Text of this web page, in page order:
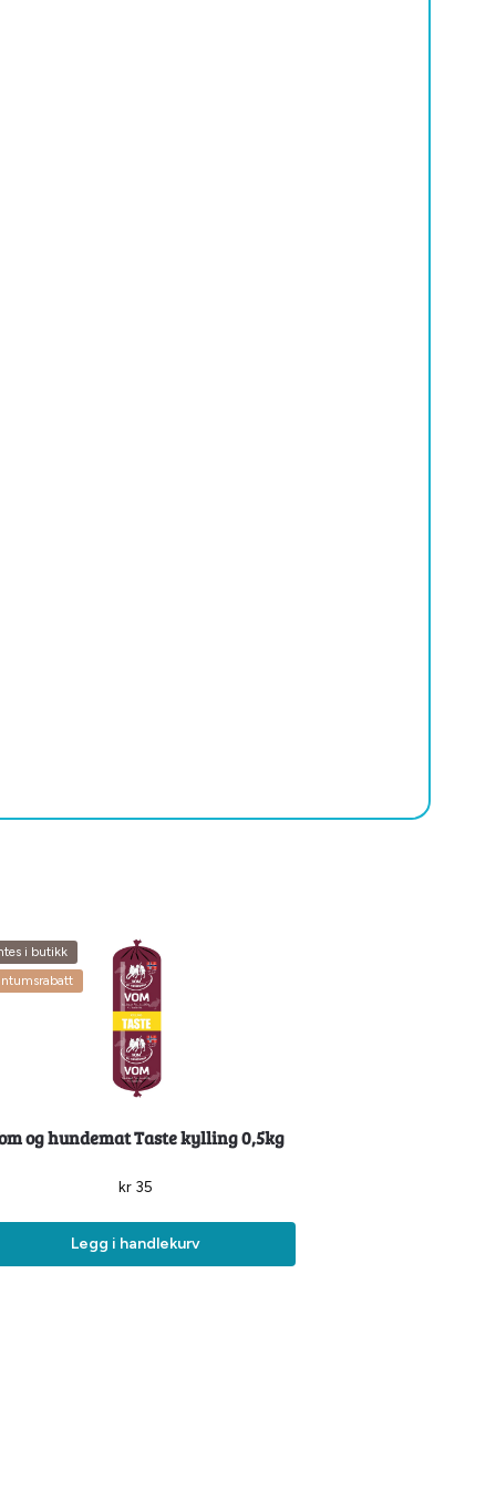
i butikk
og hundemat Taste kylling 0,5kg
kr 35
Legg i handlekurv